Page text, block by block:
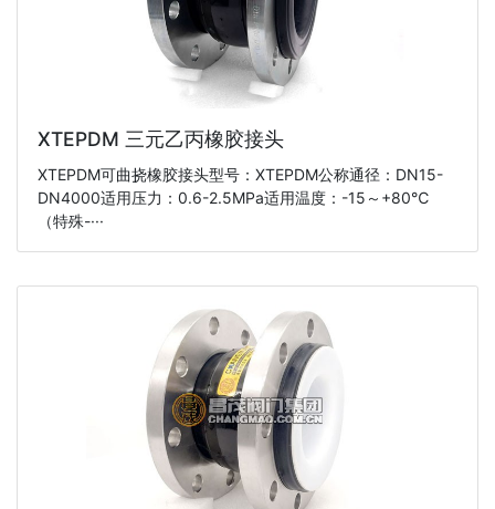
XTEPDM 三元乙丙橡胶接头
XTEPDM可曲挠橡胶接头型号：XTEPDM公称通径：DN15-
DN4000适用压力：0.6-2.5MPa适用温度：-15～+80℃
（特殊-···